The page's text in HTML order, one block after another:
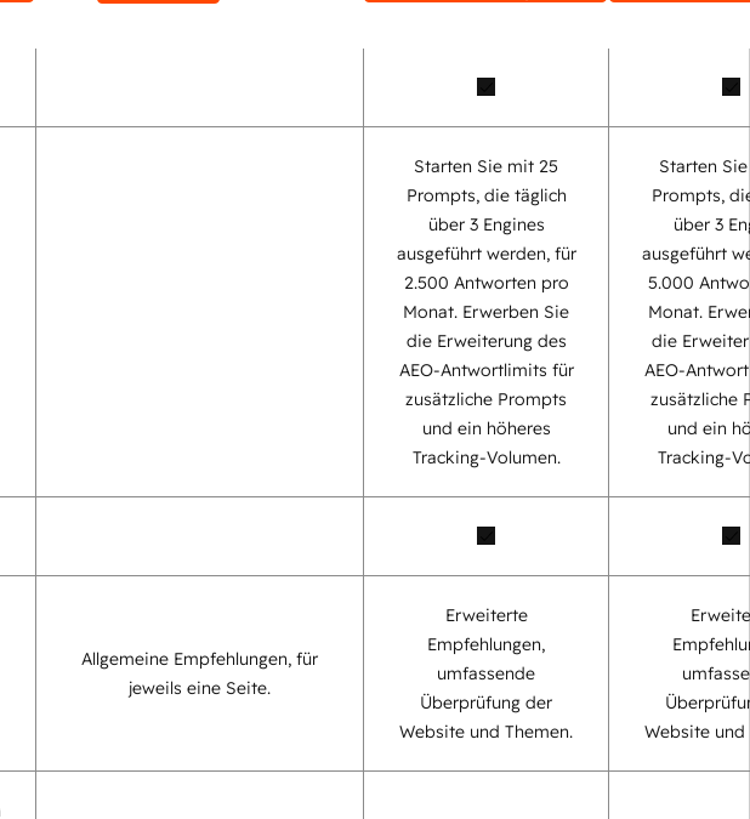
Starten Sie mit 25
Prompts, die täglich
über 3 Engines
ausgeführt werden, für
2.500 Antworten pro
Monat. Erwerben Sie
die Erweiterung des
AEO-Antwortlimits für
zusätzliche Prompts
und ein höheres
Tracking-Volumen.
Starten
Prompts,
über 3
ausgeführt
5.000
Monat.
die
AEO-
zusätzliche
und ein
Tracking-
Allgemeine Empfehlungen, für
jeweils eine Seite.
Erweiterte
Empfehlungen,
umfassende
Überprüfung der
Website und Themen.
Website und